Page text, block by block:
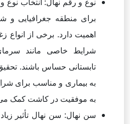
برای منطقه جغرافیایی و
اهمیت دارد. برخی از
شرایط خاصی مانند
تابستانی حساس باشند.
به بیماری و مناسب برای
به موفقیت در کاشت کمک
سن نهال: سن نهال تأثیر